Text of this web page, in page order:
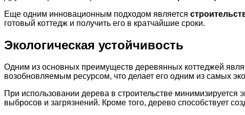
Еще одним инновационным подходом является
готовый коттедж и получить его в кратчайшие сроки.
Экологическая устойчивость
Одним из основных преимуществ деревянных коттеджей
возобновляемым ресурсом, что делает его одним из самых
При использовании дерева в строительстве минимизируется
выбросов и загрязнений. Кроме того, дерево способствует